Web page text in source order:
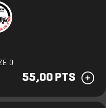
0
55,00 PTS